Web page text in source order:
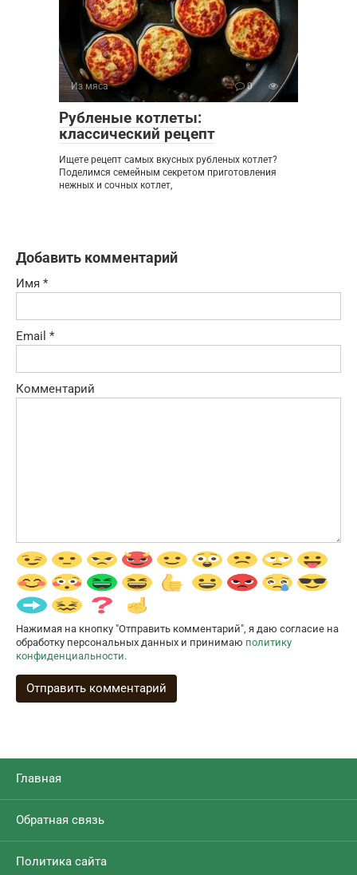
Из мяса 0
Рубленые котлеты:
классический рецепт
Ищете рецепт самых вкусных рубленых котлет?
Поделимся семейным секретом приготовления
нежных и сочных котлет,
Добавить комментарий
Имя *
Email *
Комментарий
Нажимая на кнопку "Отправить комментарий", я даю согласие на
обработку персональных данных и принимаю политику
конфиденциальности.
Главная
Обратная связь
Политика сайта